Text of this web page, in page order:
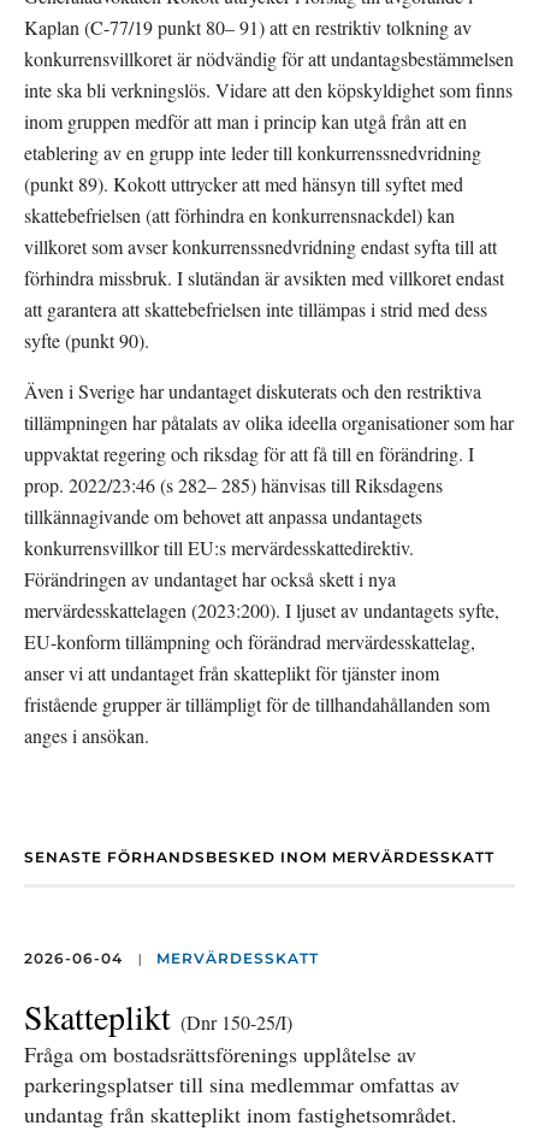
Kaplan (C-77/19 punkt 80– 91) att en restriktiv tolkning av
konkurrensvillkoret är nödvändig för att undantagsbestämmelsen
inte ska bli verkningslös. Vidare att den köpskyldighet som finns
inom gruppen medför att man i princip kan utgå från att en
etablering av en grupp inte leder till konkurrenssnedvridning
(punkt 89). Kokott uttrycker att med hänsyn till syftet med
skattebefrielsen (att förhindra en konkurrensnackdel) kan
villkoret som avser konkurrenssnedvridning endast syfta till att
förhindra missbruk. I slutändan är avsikten med villkoret endast
att garantera att skattebefrielsen inte tillämpas i strid med dess
syfte (punkt 90).
Även i Sverige har undantaget diskuterats och den restriktiva
tillämpningen har påtalats av olika ideella organisationer som har
uppvaktat regering och riksdag för att få till en förändring. I
prop. 2022/23:46 (s 282– 285) hänvisas till Riksdagens
tillkännagivande om behovet att anpassa undantagets
konkurrensvillkor till EU:s mervärdesskattedirektiv.
Förändringen av undantaget har också skett i nya
mervärdesskattelagen (2023:200). I ljuset av undantagets syfte,
EU-konform tillämpning och förändrad mervärdesskattelag,
anser vi att undantaget från skatteplikt för tjänster inom
fristående grupper är tillämpligt för de tillhandahållanden som
anges i ansökan.
SENASTE FÖRHANDSBESKED INOM MERVÄRDESSKATT
2026-06-04 | MERVÄRDESSKATT
Skatteplikt (Dnr 150-25/I)
Fråga om bostadsrättsförenings upplåtelse av
parkeringsplatser till sina medlemmar omfattas av
undantag från skatteplikt inom fastighetsområdet.